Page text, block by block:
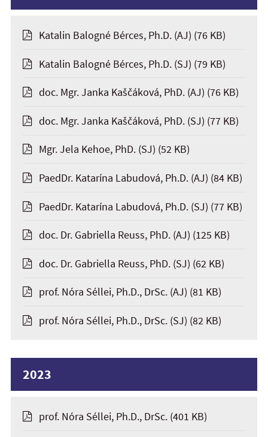
Katalin Balogné Bérces, Ph.D. (AJ) (76 KB)
Katalin Balogné Bérces, Ph.D. (SJ) (79 KB)
doc. Mgr. Janka Kaščáková, PhD. (AJ) (76 KB)
doc. Mgr. Janka Kaščáková, PhD. (SJ) (77 KB)
Mgr. Jela Kehoe, PhD. (SJ) (52 KB)
PaedDr. Katarína Labudová, Ph.D. (AJ) (84 KB)
PaedDr. Katarína Labudová, Ph.D. (SJ) (77 KB)
doc. Dr. Gabriella Reuss, PhD. (AJ) (125 KB)
doc. Dr. Gabriella Reuss, PhD. (SJ) (62 KB)
prof. Nóra Séllei, Ph.D., DrSc. (AJ) (81 KB)
prof. Nóra Séllei, Ph.D., DrSc. (SJ) (82 KB)
2023
prof. Nóra Séllei, Ph.D., DrSc. (401 KB)